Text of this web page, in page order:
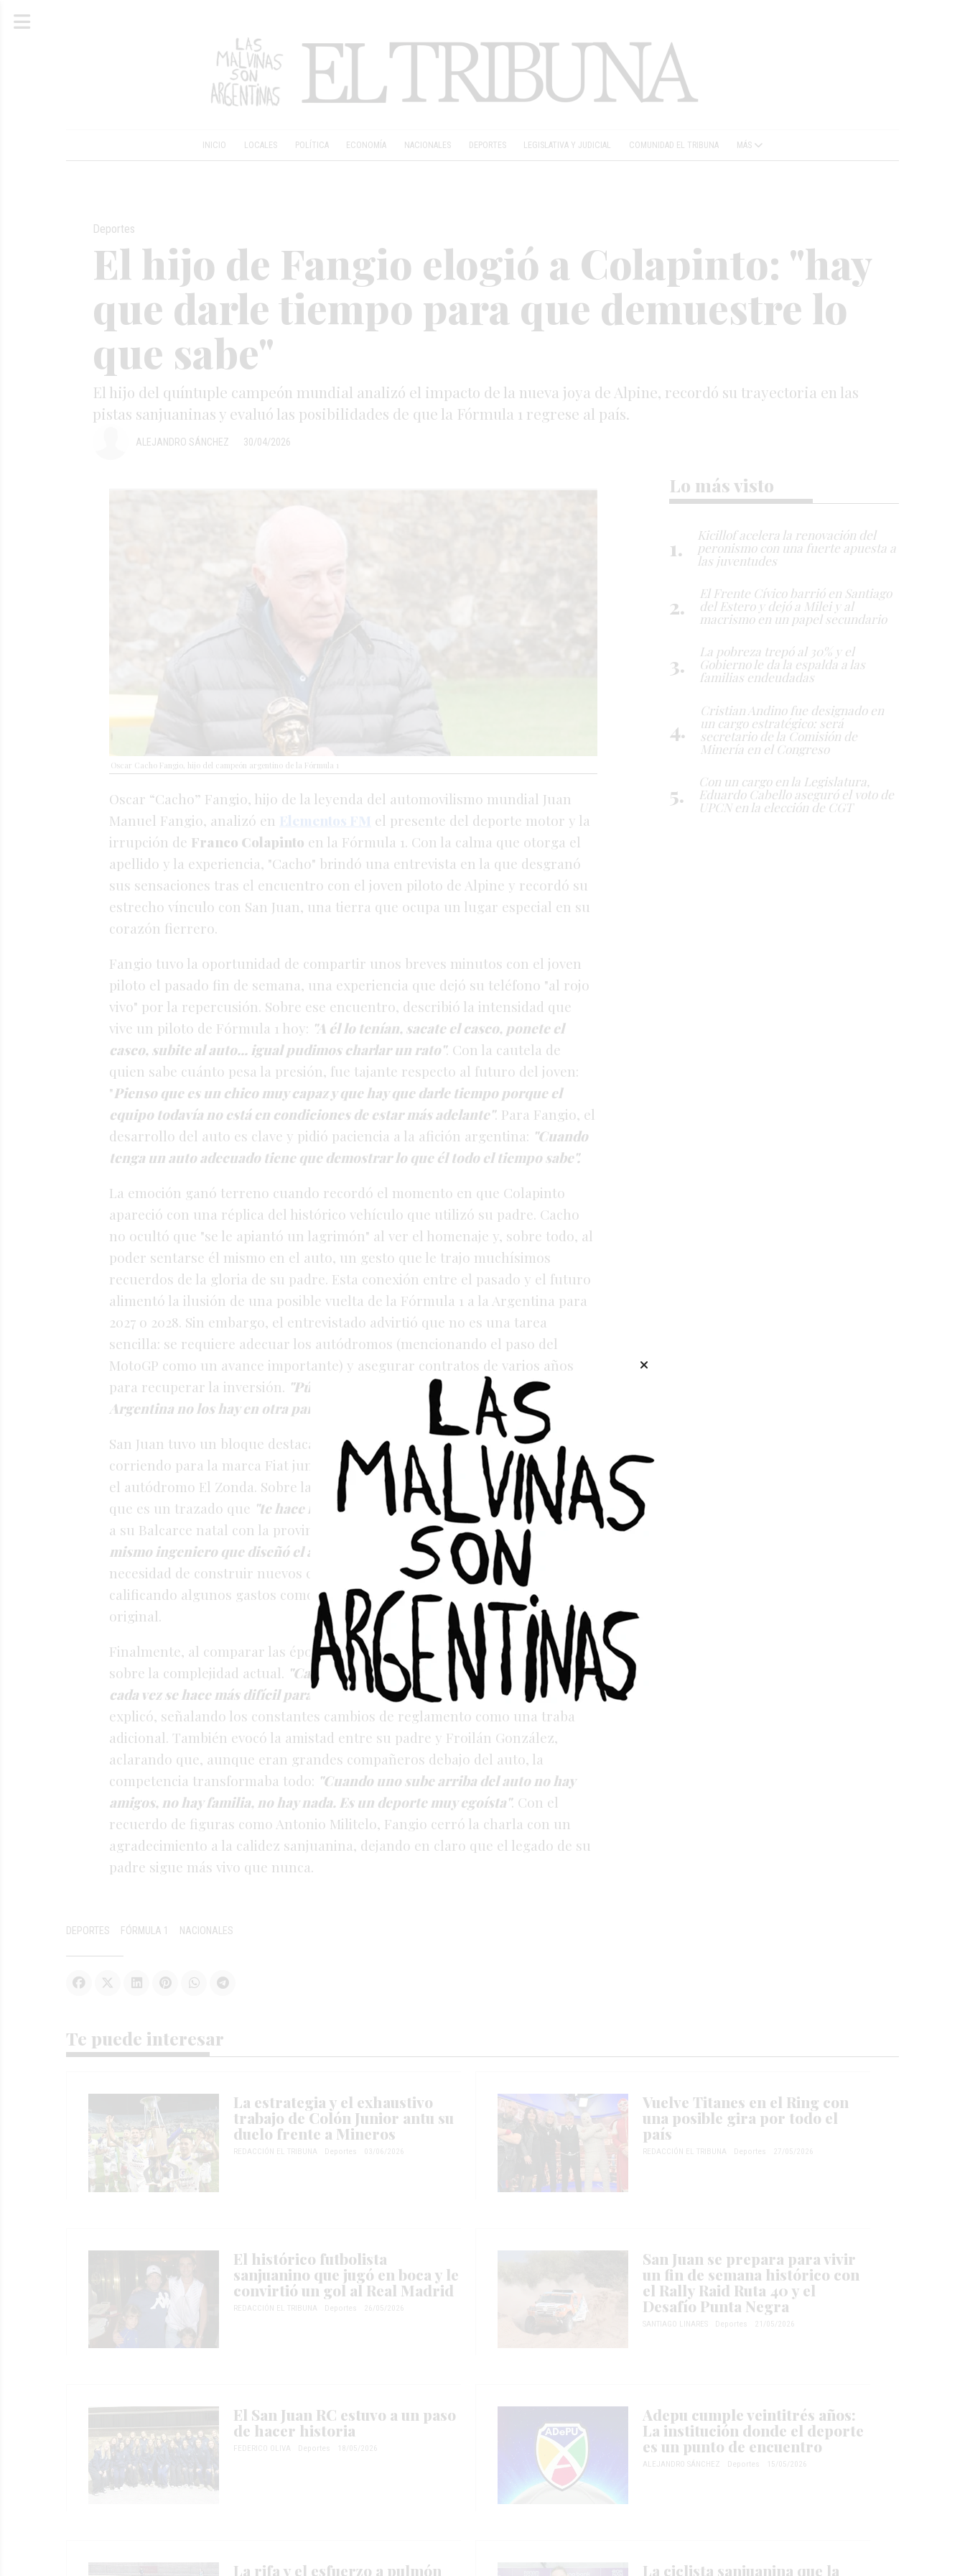
INICIO LOCALES POLÍTICA ECONOMÍA NACIONALES DEPORTES LEGISLATIVA Y JUDICIAL COMUNIDAD EL TRIBUNA MÁS
El hijo de Fangio elogió a Colapinto: "hay
que darle tiempo para que demuestre lo
que sabe"
El hijo del quíntuple campeón mundial analizó el impacto de la nueva joya de Alpine, recordó su trayectoria en las
pistas sanjuaninas y evaluó las posibilidades de que la Fórmula 1 regrese al país.
Deportes
30/04/2026
ALEJANDRO SÁNCHEZ
Oscar Cacho Fangio, hijo del campeón argentino de la Fórmula 1
Oscar “Cacho” Fangio, hijo de la leyenda del automovilismo mundial Juan
Manuel Fangio, analizó en
el presente del deporte motor y la
irrupción de Franco Colapinto en la Fórmula 1. Con la calma que otorga el
apellido y la experiencia, "Cacho" brindó una entrevista en la que desgranó
sus sensaciones tras el encuentro con el joven piloto de Alpine y recordó su
estrecho vínculo con San Juan, una tierra que ocupa un lugar especial en su
corazón fierrero.
Fangio tuvo la oportunidad de compartir unos breves minutos con el joven
piloto el pasado fin de semana, una experiencia que dejó su teléfono "al rojo
vivo" por la repercusión. Sobre ese encuentro, describió la intensidad que
vive un piloto de Fórmula 1 hoy: "A él lo tenían, sacate el casco, ponete el
casco, subite al auto... igual pudimos charlar un rato". Con la cautela de
quien sabe cuánto pesa la presión, fue tajante respecto al futuro del joven:
"Pienso que es un chico muy capaz y que hay que darle tiempo porque el
equipo todavía no está en condiciones de estar más adelante". Para Fangio, el
desarrollo del auto es clave y pidió paciencia a la afición argentina: "Cuando
tenga un auto adecuado tiene que demostrar lo que él todo el tiempo sabe".
La emoción ganó terreno cuando recordó el momento en que Colapinto
apareció con una réplica del histórico vehículo que utilizó su padre. Cacho
no ocultó que "se le apiantó un lagrimón" al ver el homenaje y, sobre todo, al
poder sentarse él mismo en el auto, un gesto que le trajo muchísimos
recuerdos de la gloria de su padre. Esta conexión entre el pasado y el futuro
alimentó la ilusión de una posible vuelta de la Fórmula 1 a la Argentina para
2027 o 2028. Sin embargo, el entrevistado advirtió que no es una tarea
sencilla: se requiere adecuar los autódromos (mencionando el paso del
MotoGP como un avance importante) y asegurar contratos de varios años
para recuperar la inversión. "Públicos tan fervientes como hay acá en la
Argentina no los hay en otra parte del mundo"
, aseguró
San Juan tuvo un bloque destacado en la charla ya que recordó sus épocas
corriendo para la marca Fiat junto a Ricardo Zunino y sus participaciones en
el autódromo El Zonda. Sobre la mítica "Quebrada", coincidió con la visión de
que es un trazado que "te hace más piloto"
y reveló un dato técnico que une
a su Balcarce natal con la provincia: "
El ingeniero que diseñó El Zonda fue el
mismo ingeniero que diseñó el autódromo acá nuestro". Incluso cuestionó la
necesidad de construir nuevos circuitos teniendo una joya como El Zonda,
calificando algunos gastos como "superfluos" frente a la calidad del trazado
original.
Finalmente, al comparar las épocas de oro con el presente, Cacho reflexionó
sobre la complejidad actual. "Cada vez se va haciendo más costoso correr y
cada vez se hace más difícil para los pilotos y para mantener los equipos",
explicó, señalando los constantes cambios de reglamento como una traba
adicional. También evocó la amistad entre su padre y Froilán González,
aclarando que, aunque eran grandes compañeros debajo del auto, la
competencia transformaba todo: "Cuando uno sube arriba del auto no hay
amigos, no hay familia, no hay nada. Es un deporte muy egoísta". Con el
recuerdo de figuras como Antonio Militelo, Fangio cerró la charla con un
agradecimiento a la calidez sanjuanina, dejando en claro que el legado de su
padre sigue más vivo que nunca.
DEPORTES FÓRMULA 1 NACIONALES
Te puede interesar
La estrategia y el exhaustivo
trabajo de Colón Junior antu su
duelo frente a Mineros
REDACCIÓN EL TRIBUNA Deportes 03/06/2026
Vuelve Titanes en el Ring con
una posible gira por todo el
país
REDACCIÓN EL TRIBUNA Deportes 27/05/2026
El histórico futbolista
sanjuanino que jugó en boca y le
convirtió un gol al Real Madrid
REDACCIÓN EL TRIBUNA Deportes 26/05/2026
San Juan se prepara para vivir
un fin de semana histórico con
el Rally Raid Ruta 40 y el
Desafío Punta Negra
SANTIAGO LINARES Deportes 21/05/2026
El San Juan RC estuvo a un paso
de hacer historia
FEDERICO OLIVA Deportes 18/05/2026
Adepu cumple veintitrés años:
La institución donde el deporte
es un punto de encuentro
ALEJANDRO SÁNCHEZ Deportes 15/05/2026
La rifa y el esfuerzo a pulmón La ciclista sanjuanina que la
Lo más visto
Kicillof acelera la renovación del
peronismo con una fuerte apuesta a
las juventudes
El Frente Cívico barrió en Santiago
del Estero y dejó a Milei y al
macrismo en un papel secundario
La pobreza trepó al 30% y el
Gobierno le da la espalda a las
familias endeudadas
Cristian Andino fue designado en
un cargo estratégico: será
secretario de la Comisión de
Minería en el Congreso
Con un cargo en la Legislatura,
Eduardo Cabello aseguró el voto de
UPCN en la elección de CGT